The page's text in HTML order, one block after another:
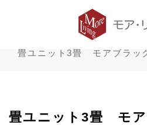
畳ユニット3畳 モアブラッ
畳ユニット3畳 モア